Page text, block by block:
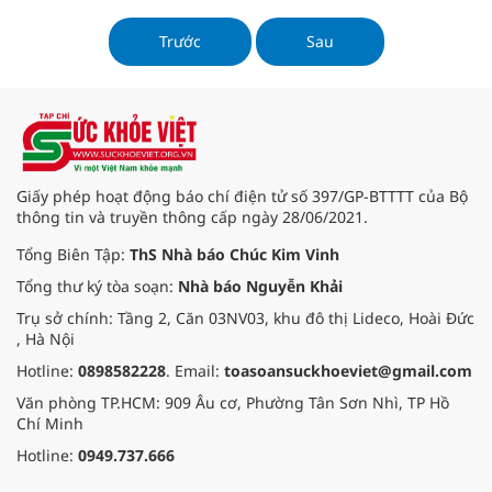
nguyên liệu tự nhiên, hỗ trợ tăng
cường sức khỏe cho cả trẻ nhỏ lẫn
người lớn bận rộn.
tâm lý của mỗi người. Đó là lý do vì
sao có câu: "Sức khỏe là vàng".
Trước Sau
Giấy phép hoạt động báo chí điện tử số 397/GP-BTTTT của Bộ
thông tin và truyền thông cấp ngày 28/06/2021.
Tổng Biên Tập: ThS Nhà báo Chúc Kim Vinh
Tổng thư ký tòa soạn: Nhà báo Nguyễn Khải
Trụ sở chính: Tầng 2, Căn 03NV03, khu đô thị Lideco, Hoài Đức
, Hà Nội
Hotline: 0898582228. Email: toasoansuckhoeviet@gmail.com
Văn phòng TP.HCM: 909 Âu cơ, Phường Tân Sơn Nhì, TP Hồ
Chí Minh
Hotline: 0949.737.666